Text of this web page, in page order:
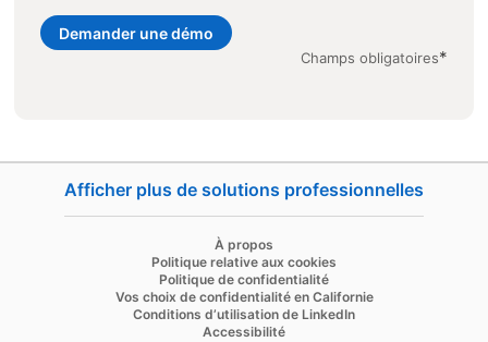
Champs obligatoires*
Demander une démo
Afficher plus de solutions professionnelles
À propos
Politique relative aux cookies
Politique de confidentialité
Vos choix de confidentialité en Californieopens in a new
Conditions d’utilisation de LinkedIn
Accessibilité